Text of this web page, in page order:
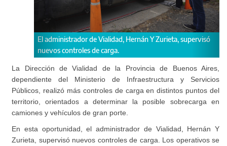
de Vialidad, Hernán Y Zurieta, supervisó
de carga.
Los controles de carga
La Dirección de Vialidad de la Provincia de Buenos Aires,
dependiente del Ministerio de Infraestructura y Servicios
Públicos, realizó más controles de carga en distintos puntos del
territorio, orientados a determinar la posible sobrecarga en
camiones y vehículos de gran porte.
En esta oportunidad, el administrador de Vialidad, Hernán Y
Zurieta, supervisó nuevos controles de carga. Los operativos se